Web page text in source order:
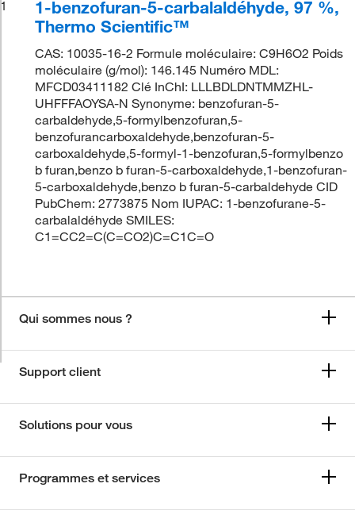
1
1-benzofuran-5-carbalaldéhyde, 97 %,
Thermo Scientific™
CAS: 10035-16-2 Formule moléculaire: C9H6O2 Poids
moléculaire (g/mol): 146.145 Numéro MDL:
MFCD03411182 Clé InChI: LLLBDLDNTMMZHL-
UHFFFAOYSA-N Synonyme: benzofuran-5-
carbaldehyde,5-formylbenzofuran,5-
benzofurancarboxaldehyde,benzofuran-5-
carboxaldehyde,5-formyl-1-benzofuran,5-formylbenzo
b furan,benzo b furan-5-carboxaldehyde,1-benzofuran-
5-carboxaldehyde,benzo b furan-5-carbaldehyde CID
PubChem: 2773875 Nom IUPAC: 1-benzofurane-5-
carbalaldéhyde SMILES:
C1=CC2=C(C=CO2)C=C1C=O
Qui sommes nous ?
Support client
Solutions pour vous
Programmes et services